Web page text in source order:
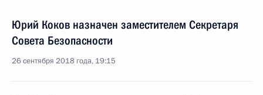
Юрий Коков назначен заместителем Секретаря
Совета Безопасности
26 сентября 2018 года, 19:15